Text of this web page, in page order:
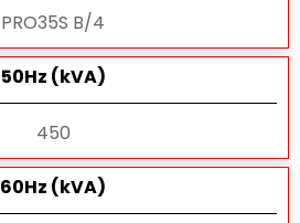
PRO35S B/4
50Hz (kVA)
450
60Hz (kVA)